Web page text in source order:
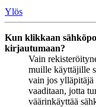
Ylös
Kun klikkaan
kirjautumaan?
Vain
muille käyttäjille
vain jos
vaaditaan, jotta
väärinkäyttää